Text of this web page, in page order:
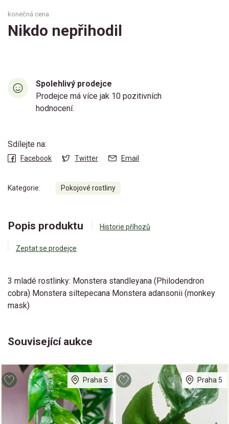
konečná cena
Nikdo nepřihodil
Spolehlivý prodejce
Prodejce má více jak 10 pozitivních
hodnocení.
Sdílejte na:
Facebook Twitter Email
Kategorie: Pokojové rostliny
Popis produktu Historie příhozů
Zeptat se prodejce
3 mladé rostlinky: Monstera standleyana (Philodendron
cobra) Monstera siltepecana Monstera adansonii (monkey
mask)
Související aukce
Praha 5 Praha 5